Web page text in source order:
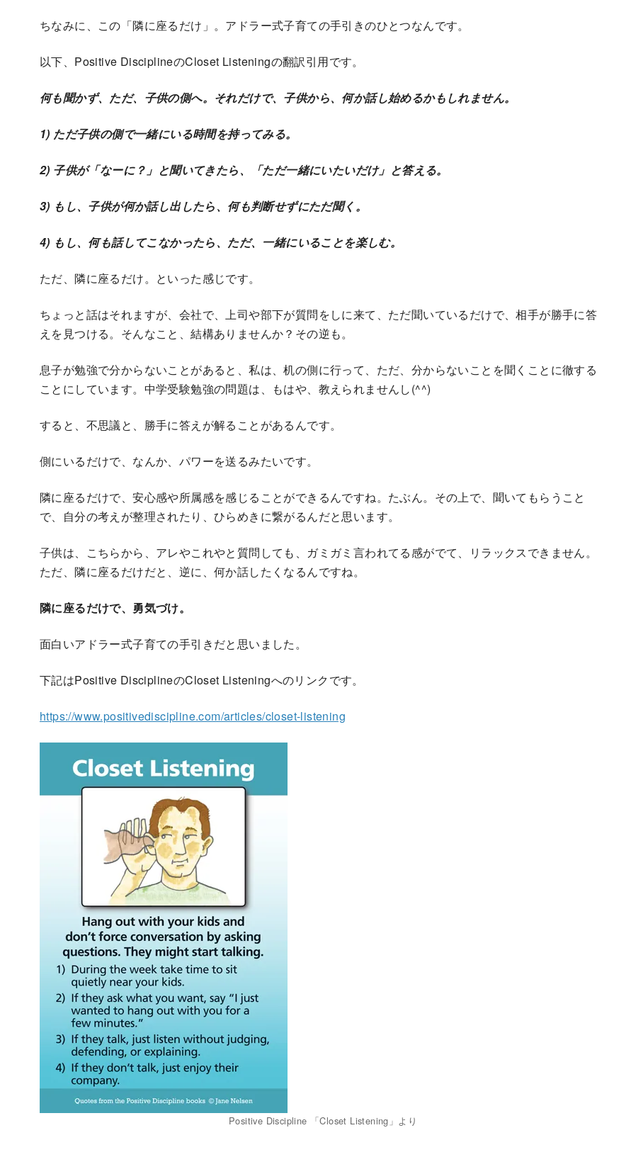
ちなみに、この「隣に座るだけ」。アドラー式子育ての手引きのひとつなんです。
以下、Positive DisciplineのCloset Listeningの翻訳引用です。
何も聞かず、ただ、子供の側へ。それだけで、子供から、何か話し始めるかもしれません。
1) ただ子供の側で一緒にいる時間を持ってみる。
2) 子供が「なーに？」と聞いてきたら、「ただ一緒にいたいだけ」と答える。
3) もし、子供が何か話し出したら、何も判断せずにただ聞く。
4) もし、何も話してこなかったら、ただ、一緒にいることを楽しむ。
ただ、隣に座るだけ。といった感じです。
ちょっと話はそれますが、会社で、上司や部下が質問をしに来て、ただ聞いているだけで、相手が勝手に答
えを見つける。そんなこと、結構ありませんか？その逆も。
息子が勉強で分からないことがあると、私は、机の側に行って、ただ、分からないことを聞くことに徹する
ことにしています。中学受験勉強の問題は、もはや、教えられませんし(^^)
すると、不思議と、勝手に答えが解ることがあるんです。
側にいるだけで、なんか、パワーを送るみたいです。
隣に座るだけで、安心感や所属感を感じることができるんですね。たぶん。その上で、聞いてもらうこと
で、自分の考えが整理されたり、ひらめきに繋がるんだと思います。
子供は、こちらから、アレやこれやと質問しても、ガミガミ言われてる感がでて、リラックスできません。
ただ、隣に座るだけだと、逆に、何か話したくなるんですね。
隣に座るだけで、勇気づけ。
面白いアドラー式子育ての手引きだと思いました。
下記はPositive DisciplineのCloset Listeningへのリンクです。
https://www.positivediscipline.com/articles/closet-listening
Positive Discipline 「Closet Listening」より